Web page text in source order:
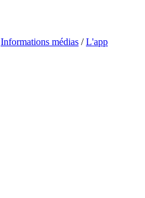
Informations médias /L'app